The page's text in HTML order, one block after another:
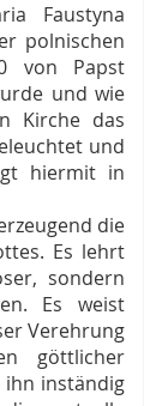
Faustyna
polnischen
von Papst
und wie
Kirche das
und
hiermit in
die
Es lehrt
sondern
Es weist
Verehrung
göttlicher
inständig